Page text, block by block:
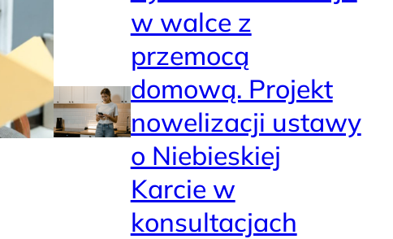
w walce z
przemocą
domową. Projekt
nowelizacji ustawy
o Niebieskiej
Karcie w
konsultacjach